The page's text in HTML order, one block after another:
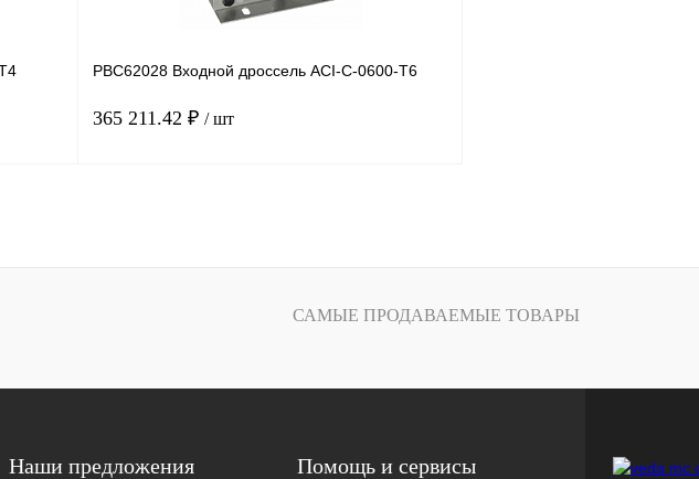
PBC62028 Входной дроссель ACI-C-0600-T6
365 211.42 ₽ / шт
Купить в 1 клик Сравнение
САМЫЕ ПРОДАВАЕМЫЕ ТОВАРЫ
Наши предложения Помощь и сервисы